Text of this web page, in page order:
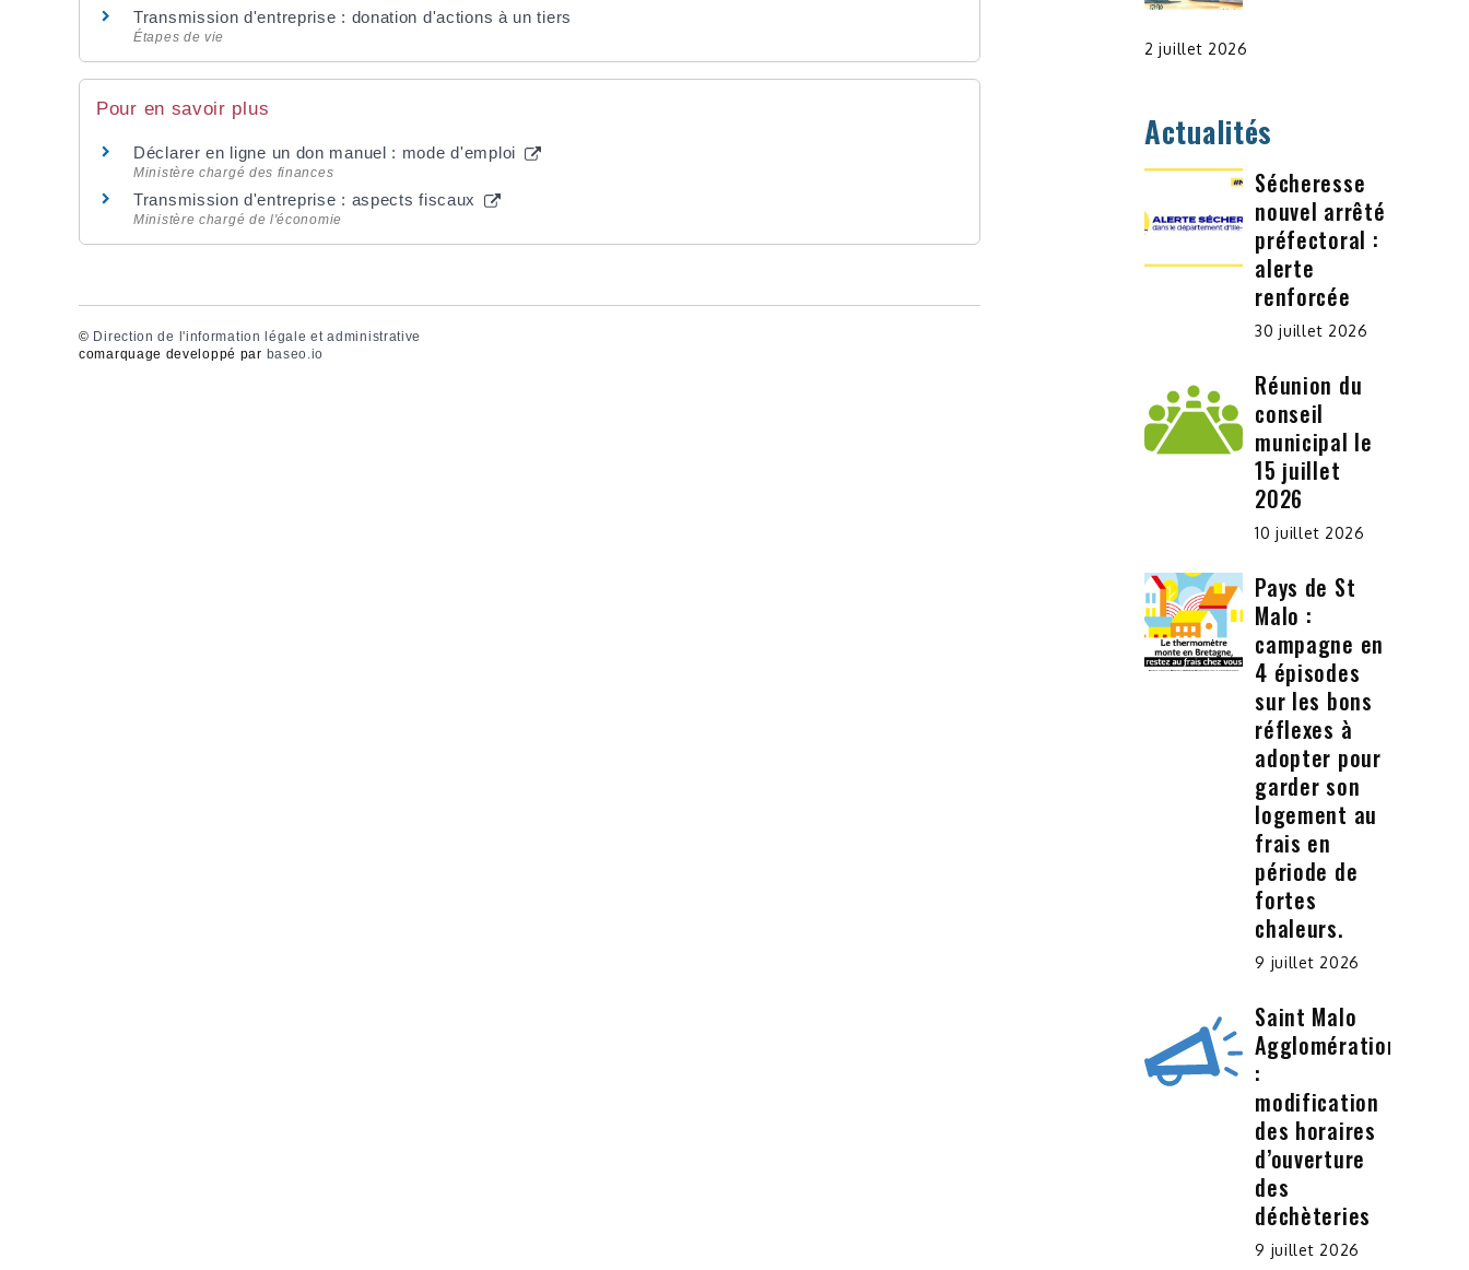
Transmission d'entreprise : donation d'actions à un tiers
Étapes de vie
Pour en savoir plus
Déclarer en ligne un don manuel : mode d'emploi
Ministère chargé des finances
Transmission d'entreprise : aspects fiscaux
Ministère chargé de l'économie
© Direction de l'information légale et administrative
comarquage developpé par baseo.io
2 juillet 2026
Actualités
Sécheresse
nouvel arrêté
préfectoral :
alerte
renforcée
30 juillet 2026
Réunion du
conseil
municipal le
15 juillet
2026
10 juillet 2026
Pays de St
Malo :
campagne en
4 épisodes
sur les bons
réflexes à
adopter pour
garder son
logement au
frais en
période de
fortes
chaleurs.
9 juillet 2026
Saint Malo
Agglomération
:
modification
des horaires
d’ouverture
des
déchèteries
9 juillet 2026